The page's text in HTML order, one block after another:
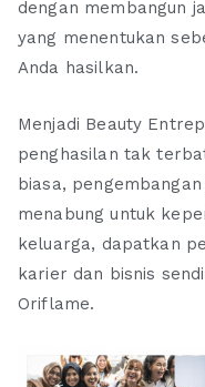
dengan membangun
yang menentukan
Anda hasilkan.
Menjadi Beauty
penghasilan tak
biasa,
menabung untuk
keluarga, dapatkan
karier dan bisnis
Oriflame.